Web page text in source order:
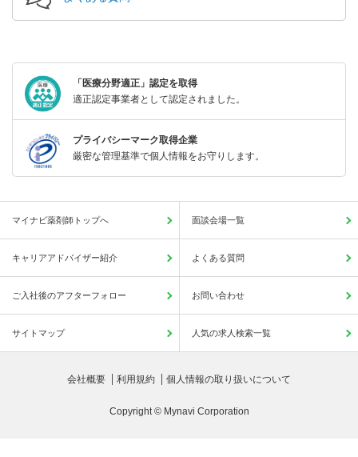
「医療分野適正」認定を取得
適正認定事業者として認定されました。
プライバシーマーク取得企業
厳密な管理基準で個人情報をお守りします。
マイナビ薬剤師トップへ 面談会場一覧
キャリアアドバイザー紹介 よくある質問
ご入社後のアフターフォロー お問い合わせ
サイトマップ 人気の求人検索一覧
会社概要 利用規約 個人情報の取り扱いについて
Copyright © Mynavi Corporation